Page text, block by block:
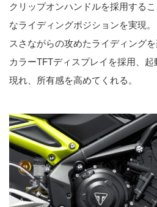
クリップオンハンドルを採用する
なライディングポジションを実現
スさながらの攻めたライディング
カラーTFTディスプレイを採用、
現れ、所有感を高めてくれる。